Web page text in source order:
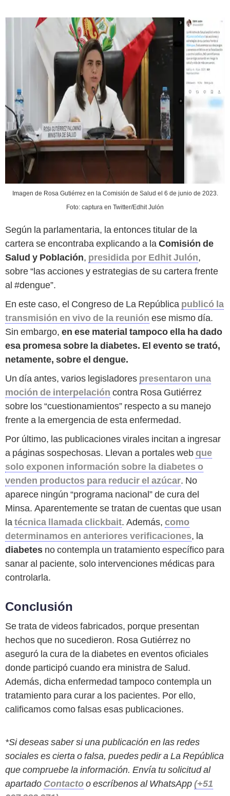
Imagen de Rosa Gutiérrez en la Comisión de Salud el 6 de junio de 2023.
Foto: captura en Twitter/Edhit Julón
Según la parlamentaria, la entonces titular de la
cartera se encontraba explicando a laComisión de
Salud y Población, presidida por Edhit Julón,
sobre “las acciones y estrategias de su cartera frente
al #dengue”.
En este caso, el Congreso de La República publicó la
transmisión en vivo de la reunión ese mismo día.
Sin embargo, en ese material tampoco ella ha dado
esa promesa sobre la diabetes. El evento se trató,
netamente, sobre el dengue.
Un día antes, varios legisladores presentaron una
moción de interpelación contra Rosa Gutiérrez
sobre los “cuestionamientos” respecto a su manejo
frente a la emergencia de esta enfermedad.
Por último, las publicaciones virales incitan a ingresar
a páginas sospechosas. Llevan a portales webque
solo exponen información sobre la diabetes o
venden productos para reducir el azúcar. No
aparece ningún “programa nacional” de cura del
Minsa. Aparentemente se tratan de cuentas que usan
latécnica llamada clickbait. Además, como
determinamos en anteriores verificaciones, la
diabetes no contempla un tratamiento específico para
sanar al paciente, solo intervenciones médicas para
controlarla.
Conclusión
Se trata de videos fabricados, porque presentan
hechos que no sucedieron. Rosa Gutiérrez no
aseguró la cura de la diabetes en eventos oficiales
donde participó cuando era ministra de Salud.
Además, dicha enfermedad tampoco contempla un
tratamiento para curar a los pacientes. Por ello,
calificamos como falsas esas publicaciones.
*Si deseas saber si una publicación en las redes
sociales es cierta o falsa, puedes pedir a La República
que compruebe la información. Envía tu solicitud al
apartado Contactoo escríbenos al WhatsApp(+51